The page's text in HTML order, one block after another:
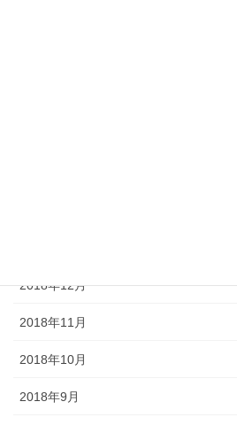
2018年12月
2018年11月
2018年10月
2018年9月